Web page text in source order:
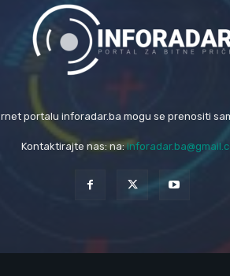
portalu inforadar.ba mogu se prenositi
Kontaktirajte nas: na: